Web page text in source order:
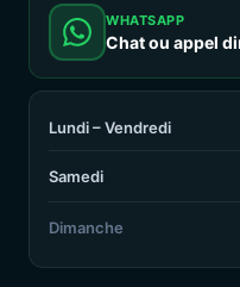
WHATSAPP
Chat ou appel
Lundi – Vendredi
Samedi
Dimanche